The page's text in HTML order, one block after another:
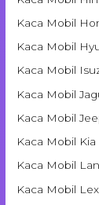
Kaca Mobil
Kaca Mobil
Kaca Mobil
Kaca Mobil
Kaca Mobil
Kaca Mobil Kia
Kaca Mobil
Kaca Mobil